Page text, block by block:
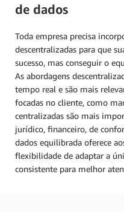
de dados
Toda empresa precisa
descentralizadas para que
sucesso, mas conseguir o
As abordagens
tempo real e são mais
focadas no cliente, como
centralizadas são mais
jurídico, financeiro, de
dados equilibrada oferece
flexibilidade de adaptar a
consistente para melhor